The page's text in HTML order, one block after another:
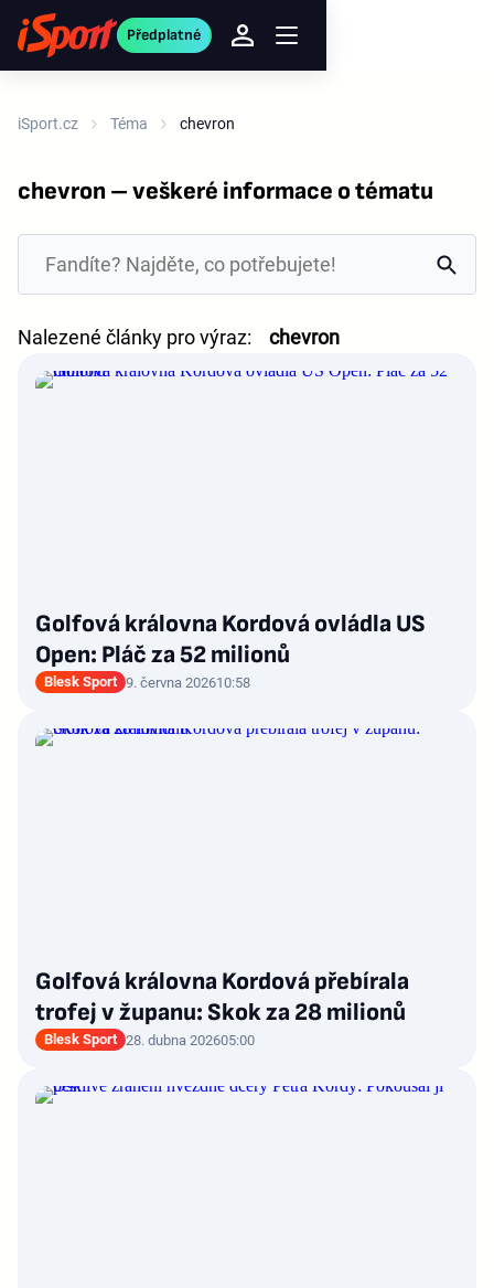
Předplatné
iSport.cz Téma chevron
chevron – veškeré informace o tématu
Nalezené články pro výraz: chevron
Golfová královna Kordová ovládla US
Open: Pláč za 52 milionů
Blesk Sport 9. června 202610:58
Golfová královna Kordová přebírala
trofej v županu: Skok za 28 milionů
Blesk Sport 28. dubna 202605:00